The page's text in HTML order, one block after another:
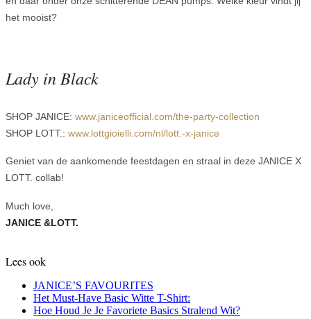
het mooist?
Lady in Black
SHOP JANICE: www.janiceofficial.com/the-party-collection
SHOP LOTT.: www.lottgioielli.com/nl/lott.-x-janice
Geniet van de aankomende feestdagen en straal in deze JANICE X
LOTT. collab!
Much love,
JANICE &LOTT.
Lees ook
JANICE’S FAVOURITES
Het Must-Have Basic Witte T-Shirt:
Hoe Houd Je Je Favoriete Basics Stralend Wit?